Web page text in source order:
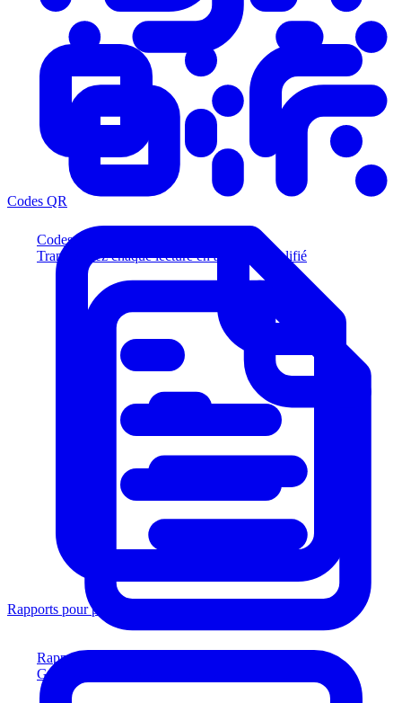
Codes QR
Transformez chaque lecture en acheteur qualifié
Rapports pour prêteurs
Générez des rapports conformes aux prêteurs
Codes QR
Rapports pour prêteurs